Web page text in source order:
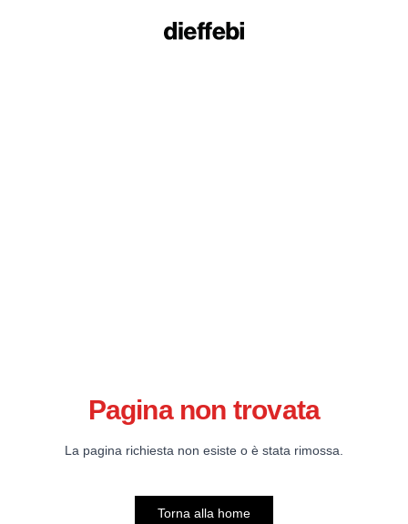
Pagina non trovata
La pagina richiesta non esiste o è stata rimossa.
Torna alla home